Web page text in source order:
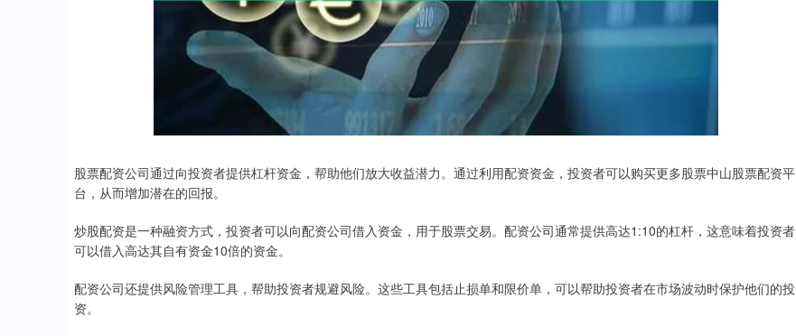
股票配资公司通过向投资者提供杠杆资金，帮助他们放大收益潜力。通过利用配资资金，投资者可以购买更多股票中山股票配资平
台，从而增加潜在的回报。
炒股配资是一种融资方式，投资者可以向配资公司借入资金，用于股票交易。配资公司通常提供高达1:10的杠杆，这意味着投资者
可以借入高达其自有资金10倍的资金。
配资公司还提供风险管理工具，帮助投资者规避风险。这些工具包括止损单和限价单，可以帮助投资者在市场波动时保护他们的投
资。